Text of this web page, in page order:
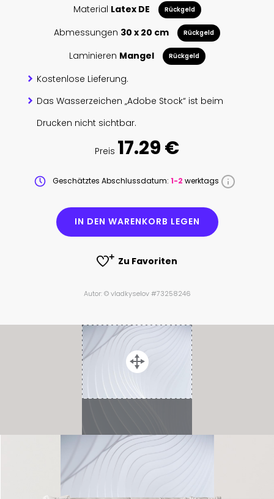
Material Latex DE Rückgeld
Abmessungen 30 x 20 cm Rückgeld
Laminieren Mangel Rückgeld
Kostenlose Lieferung.
Das Wasserzeichen „Adobe Stock“ ist beim
Drucken nicht sichtbar.
Preis 17.29 €
Geschätztes Abschlussdatum: 1-2 werktags
IN DEN WARENKORB LEGEN
Zu Favoriten
Autor: © vladkyselov #73258246